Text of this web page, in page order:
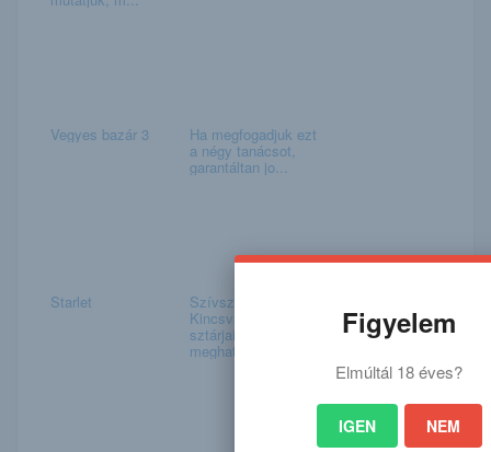
Vegyes bazár 3 Ha megfogadjuk ezt
a négy tanácsot,
garantáltan jo...
Starlet Szívszorító! A
Kincsvadászok
sztárjai
meghatódnak ...
Figyelem
Elmúltál 18 éves?
IGEN NEM